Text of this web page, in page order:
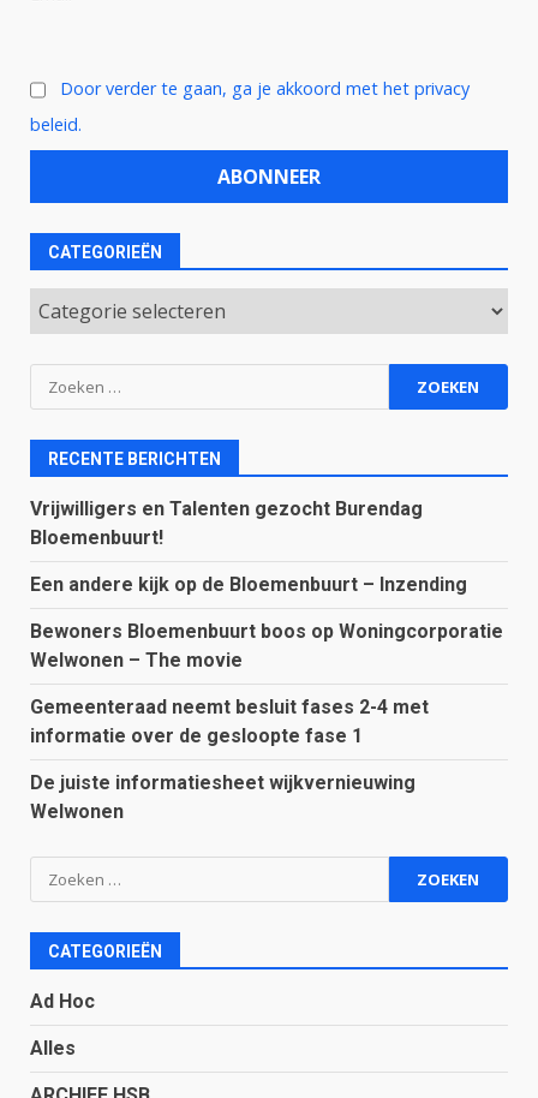
Door verder te gaan, ga je akkoord met het privacy
beleid.
CATEGORIEËN
Categorieën
Zoeken
naar:
RECENTE BERICHTEN
Vrijwilligers en Talenten gezocht Burendag
Bloemenbuurt!
Een andere kijk op de Bloemenbuurt – Inzending
Bewoners Bloemenbuurt boos op Woningcorporatie
Welwonen – The movie
Gemeenteraad neemt besluit fases 2-4 met
informatie over de gesloopte fase 1
De juiste informatiesheet wijkvernieuwing
Welwonen
Zoeken
naar:
CATEGORIEËN
Ad Hoc
Alles